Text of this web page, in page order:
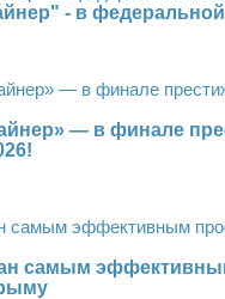
- в федеральной
— в финале
самым